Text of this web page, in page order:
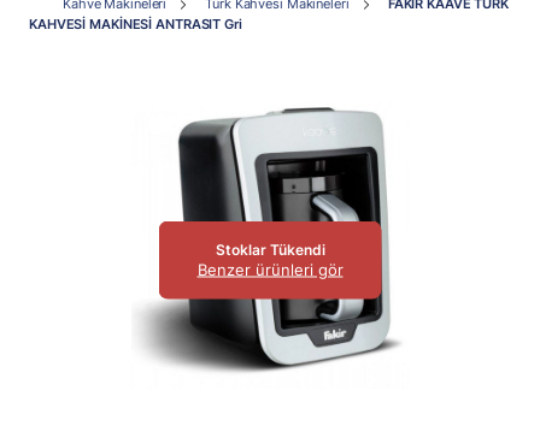
Kahve Makineleri
Türk Kahvesi Makineleri
FAKİR KAAVE TÜRK
KAHVESİ MAKİNESİ ANTRASIT Gri
Stoklar Tükendi
Benzer ürünleri gör